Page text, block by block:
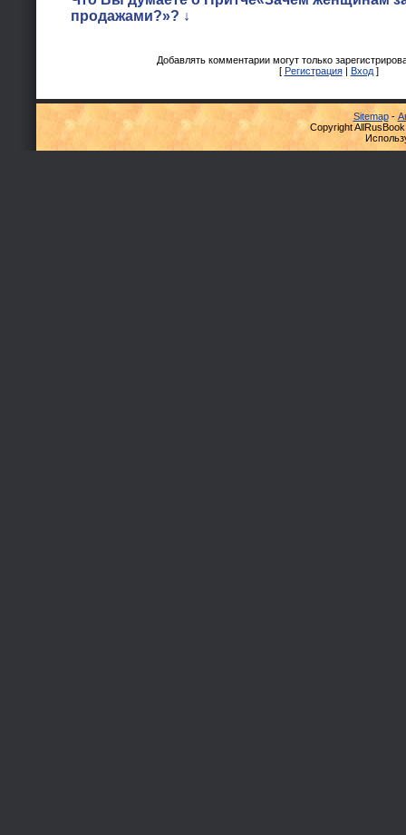
продажами?»? ↓
Добавлять комментарии могут только
[ Регистрация| Вход]
Sitemap-
Copyright